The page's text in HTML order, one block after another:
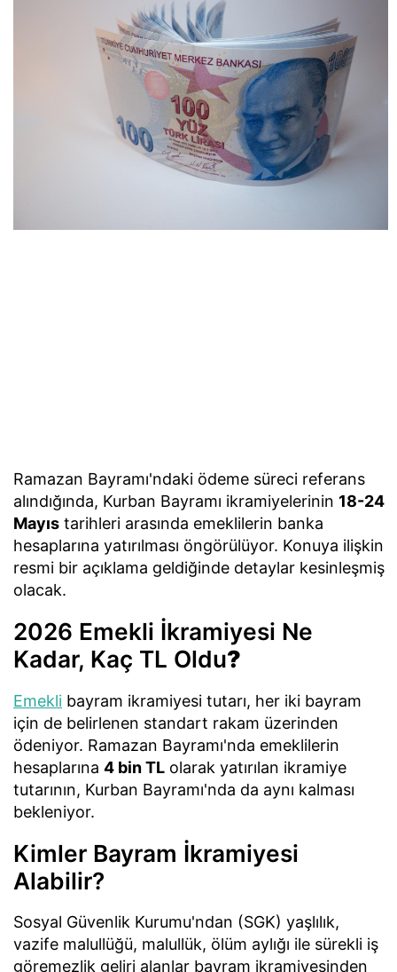
Ramazan Bayramı'ndaki ödeme süreci referans
alındığında, Kurban Bayramı ikramiyelerinin 18-24
Mayıs tarihleri arasında emeklilerin banka
hesaplarına yatırılması öngörülüyor. Konuya ilişkin
resmi bir açıklama geldiğinde detaylar kesinleşmiş
olacak.
2026 Emekli İkramiyesi Ne
Kadar, Kaç TL Oldu?
Emekli bayram ikramiyesi tutarı, her iki bayram
için de belirlenen standart rakam üzerinden
ödeniyor. Ramazan Bayramı'nda emeklilerin
hesaplarına 4 bin TL olarak yatırılan ikramiye
tutarının, Kurban Bayramı'nda da aynı kalması
bekleniyor.
Kimler Bayram İkramiyesi
Alabilir?
Sosyal Güvenlik Kurumu'ndan (SGK) yaşlılık,
vazife malullüğü, malullük, ölüm aylığı ile sürekli iş
göremezlik geliri alanlar bayram ikramiyesinden